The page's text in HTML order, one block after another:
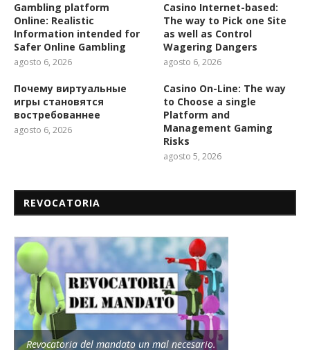
Gambling platform
Online: Realistic
Information intended for
Safer Online Gambling
agosto 6, 2026
Casino Internet-based:
The way to Pick one Site
as well as Control
Wagering Dangers
agosto 6, 2026
Почему виртуальные
игры становятся
востребованнее
agosto 6, 2026
Casino On-Line: The way
to Choose a single
Platform and
Management Gaming
Risks
agosto 5, 2026
REVOCATORIA
Revocatoria del mandato un mal necesario.